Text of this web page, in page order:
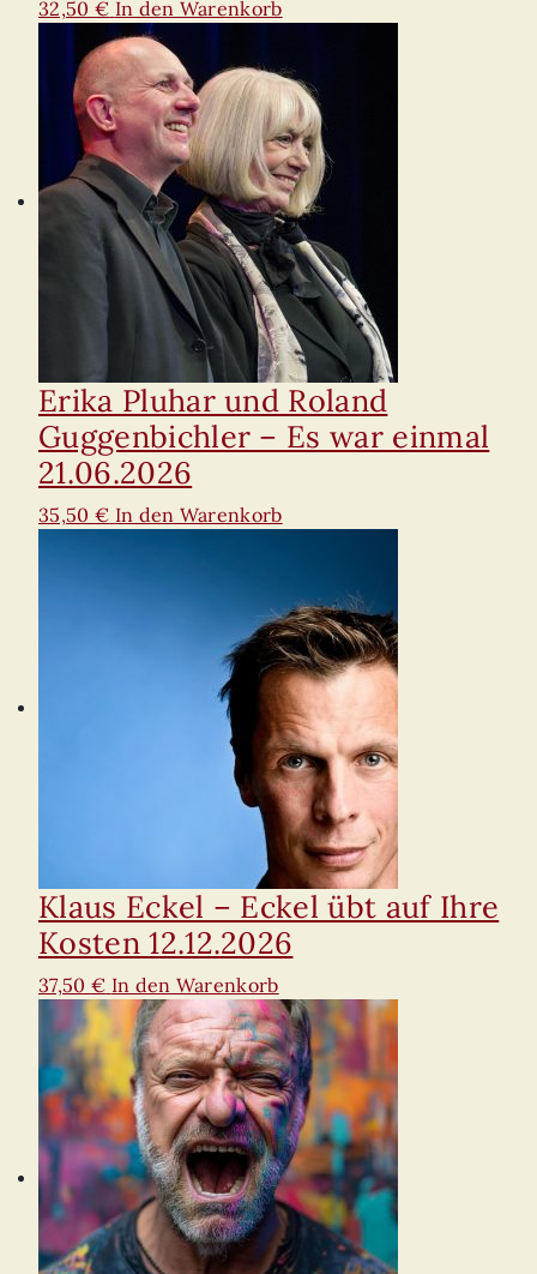
32,50 € In den Warenkorb
Erika Pluhar und Roland
Guggenbichler – Es war einmal
21.06.2026
35,50 € In den Warenkorb
Klaus Eckel – Eckel übt auf Ihre
Kosten 12.12.2026
37,50 € In den Warenkorb